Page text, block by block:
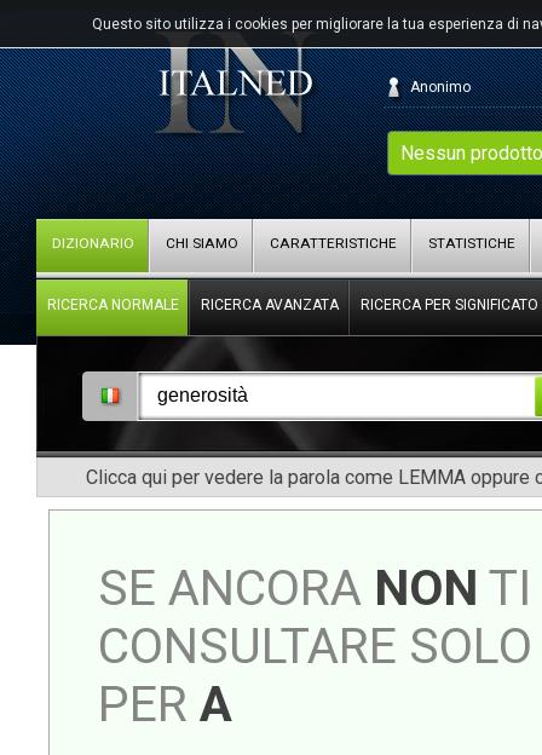
Questo sito utilizza i cookies per migliorare la tua esperienza di
Nessun
Anonimo
DIZIONARIO CHI SIAMO CARATTERISTICHE STATISTICHE
RICERCA NORMALE RICERCA AVANZATA RICERCA PER SIGNIFICATO
Clicca qui per vedere la parola come LEMMA oppure
SE ANCORA NON TI
CONSULTARE
PER A